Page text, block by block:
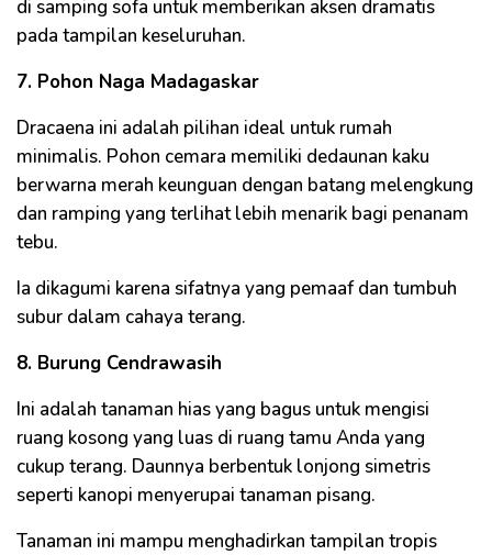
di samping sofa untuk memberikan aksen dramatis
pada tampilan keseluruhan.
7. Pohon Naga Madagaskar
Dracaena ini adalah pilihan ideal untuk rumah
minimalis. Pohon cemara memiliki dedaunan kaku
berwarna merah keunguan dengan batang melengkung
dan ramping yang terlihat lebih menarik bagi penanam
tebu.
Ia dikagumi karena sifatnya yang pemaaf dan tumbuh
subur dalam cahaya terang.
8. Burung Cendrawasih
Ini adalah tanaman hias yang bagus untuk mengisi
ruang kosong yang luas di ruang tamu Anda yang
cukup terang. Daunnya berbentuk lonjong simetris
seperti kanopi menyerupai tanaman pisang.
Tanaman ini mampu menghadirkan tampilan tropis